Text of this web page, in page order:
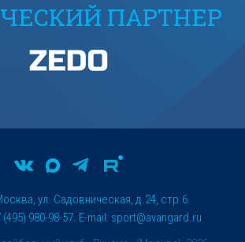
ПАРТНЕР
ул. Садовническая, д.24, стр.6.
980-98-57. E-mail: sport@avangard.ru